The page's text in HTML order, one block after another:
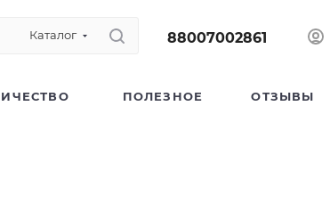
Каталог 88007002861
ПОЛЕЗНОЕ ОТЗЫВЫ